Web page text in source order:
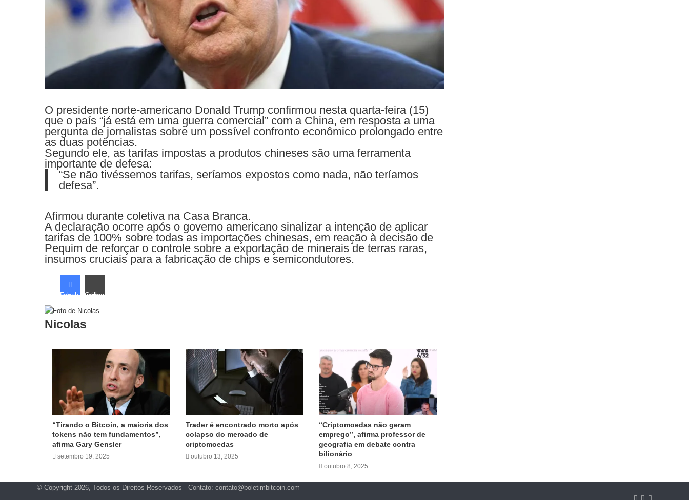
O presidente norte-americano Donald Trump confirmou nesta quarta-feira (15)
que o país “já está em uma guerra comercial” com a China, em resposta a uma
pergunta de jornalistas sobre um possível confronto econômico prolongado entre
as duas potências.
Segundo ele, as tarifas impostas a produtos chineses são uma ferramenta
importante de defesa:
“Se não tivéssemos tarifas, seríamos expostos como nada, não teríamos
defesa”.
Afirmou durante coletiva na Casa Branca.
A declaração ocorre após o governo americano sinalizar a intenção de aplicar
tarifas de 100% sobre todas as importações chinesas, em reação à decisão de
Pequim de reforçar o controle sobre a exportação de minerais de terras raras,
insumos cruciais para a fabricação de chips e semicondutores.
Facebook Compartilhar via e-mail
Nicolas
“Tirando o Bitcoin, a maioria dos
tokens não tem fundamentos”,
afirma Gary Gensler
setembro 19, 2025
Trader é encontrado morto após
colapso do mercado de
criptomoedas
outubro 13, 2025
“Criptomoedas não geram
emprego”, afirma professor de
geografia em debate contra
bilionário
outubro 8, 2025
© Copyright 2026, Todos os Direitos Reservados Contato: contato@boletimbitcoin.com